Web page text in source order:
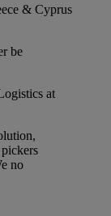
& Cyprus
be
at
no